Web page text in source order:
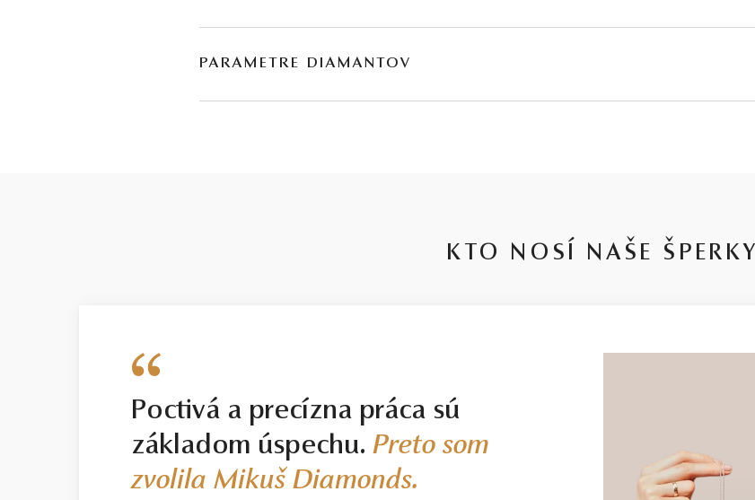
PARAMETRE DIAMANTOV
KTO NOSÍ NAŠE ŠPERKY
Poctivá a precízna práca sú
základom úspechu.Preto som
zvolila Mikuš Diamonds.